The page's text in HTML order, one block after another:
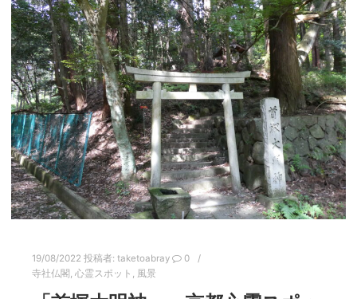
19/08/2022 投稿者: taketoabray
0
寺社仏閣 , 心霊スポット , 風景